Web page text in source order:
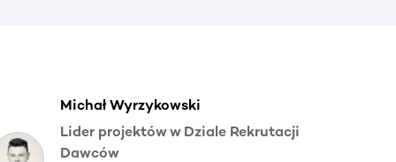
Michał Wyrzykowski
Lider projektów w Dziale Rekrutacji
Dawców